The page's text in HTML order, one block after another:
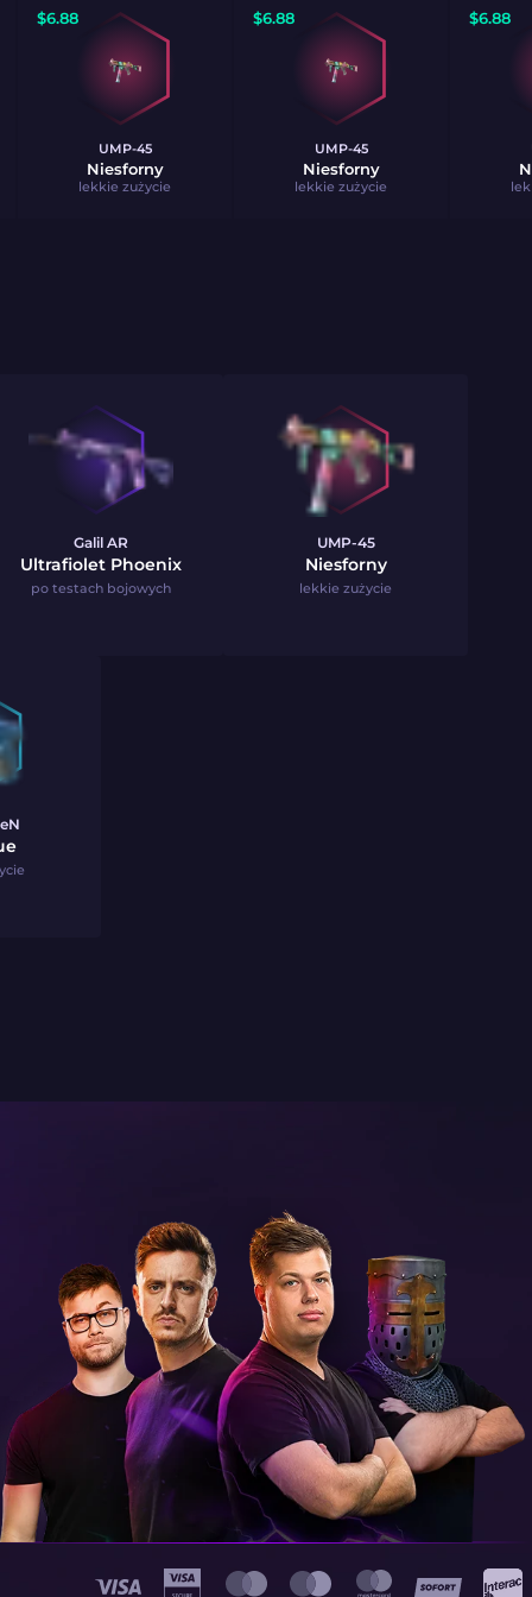
$6.88
UMP-45
Niesforny
lekkie zużycie
$6.88
UMP-45
Niesforny
lekkie zużycie
$6.88
Galil AR
Ultrafiolet Phoenix
po testach bojowych
UMP-45
Niesforny
lekkie zużycie